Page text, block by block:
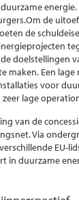
de
de
doelstellingen
maken. Een
voor
lage
van de
Via
EU-
in duurzame